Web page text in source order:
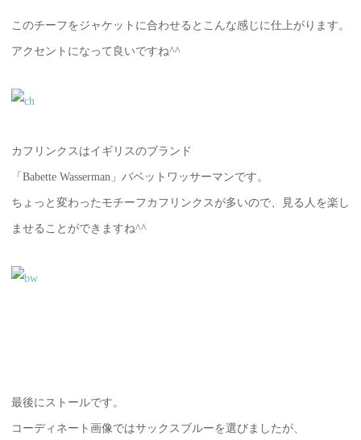
このチーフをジャケットに合わせるとこんな感じに仕上がります。
アクセントになって良いですね^^
カフリンクスはイギリスのブランド
「Babette Wasserman」バベットワッサーマンです。
ちょっと変わったモチーフカフリンクスが多いので、見る人を楽し
ませることができますね^^
最後にストールです。
コーディネート画像ではサックスブルーを選びましたが、